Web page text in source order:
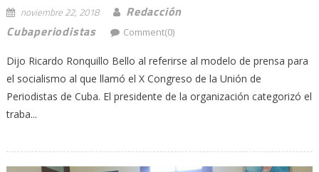
noviembre 22, 2018
Redacción
Cubaperiodistas
Comment(0)
Dijo Ricardo Ronquillo Bello al referirse al modelo de prensa para
el socialismo al que llamó el X Congreso de la Unión de
Periodistas de Cuba. El presidente de la organización categorizó el
traba...